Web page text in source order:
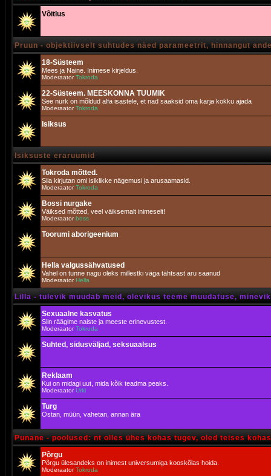
Võitlus
Pruun - objektiivselt suhtudes näed parameetrit, hinnangut
18-Süsteem
Mees ja Naine. Inimese kirjeldus.
ModeraatorTokroda
22-Süsteem. MEESKONNA TUUMIK
See nurk on mõldud alfa isastele, et nad saaksid oma karja kokku ajada
ModeraatorTokroda
Isiksus
Isiksuste eraruumid
Tokroda mõtted.
Siia kirjutan omi isiklikke nägemusi ja arusaamasid.
ModeraatorTokroda
Bossi nurgake
Väiksed mõtted, veel väiksemalt inimeselt!
Moderaatorboss
Toorumi aborigeenium
Hella valgussähvatused
Vahel on tunne nagu oleks millestki väga tähtsast aru saanud
Moderaator Hella
Lilla - tulevik muudab meid, olevikus teeme muudatuse,
Sexuaalne kasvatus
Siin räägime naiste ja meeste erinevustest.
ModeraatorTokroda
Suhted, sidusväljad, seksuaalsus
Reklaam
Kui on midagi uut, mida kõik teadma peaks.
ModeraatorUrki
Turg
Ostan, müün, vahetan, annan ära
Punane - poolused: nt olles ühes kohas tugev, oled teises
Põrgu
Põrgu ülesandeks on inimest universumiga kooskõlas hoida.
ModeraatorTokroda